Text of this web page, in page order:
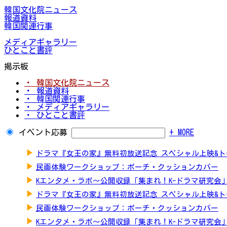
韓国文化院ニュース
報道資料
韓国関連行事
メディアギャラリー
ひとこと書評
掲示板
・ 韓国文化院ニュース
・ 報道資料
・ 韓国関連行事
・ メディアギャラリー
・ ひとこと書評
イベント応募 + MORE
▶ ドラマ『女王の家』無料初放送記念 スペシャル上映&
▶ 民画体験ワークショップ：ポーチ・クッションカバー
▶ Kエンタメ・ラボ～公開収録「集まれ！K-ドラマ研究会」
▶ ドラマ『女王の家』無料初放送記念 スペシャル上映&
▶ 民画体験ワークショップ：ポーチ・クッションカバー
▶ Kエンタメ・ラボ～公開収録「集まれ！K-ドラマ研究会」